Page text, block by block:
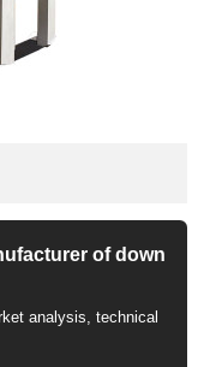
of down
analysis, technical